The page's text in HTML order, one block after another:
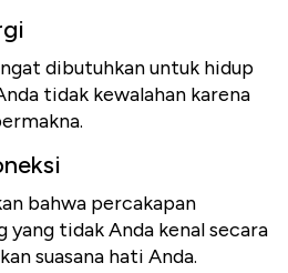
dibutuhkan untuk hidup
tidak kewalahan karena
bahwa percakapan
yang tidak Anda kenal secara
suasana hati Anda.